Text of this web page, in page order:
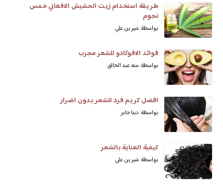
طريقة استخدام زيت الحشيش الافغاني خمس
نجوم
بواسطة: شيرين علي
فوائد الافوكادو للشعر مجرب
بواسطة: منه عبد الخالق
افضل كريم فرد للشعر بدون اضرار
بواسطة: دينا جابر
كيفية العناية بالشعر
بواسطة: شيرين علي